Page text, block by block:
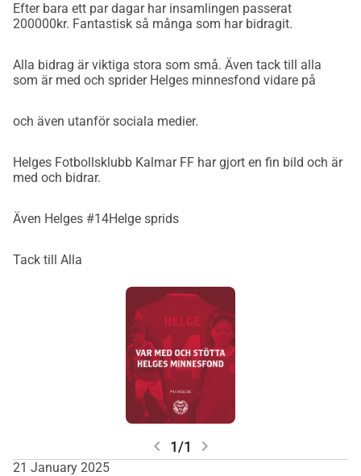
Efter bara ett par dagar har insamlingen passerat
200000kr. Fantastisk så många som har bidragit.
Alla bidrag är viktiga stora som små. Även tack till alla
som är med och sprider Helges minnesfond vidare på
och även utanför sociala medier.
Helges Fotbollsklubb Kalmar FF har gjort en fin bild och är
med och bidrar.
Även Helges #14Helge sprids
Tack till Alla
chevron_left 1/1 chevron_right
21 January 2025